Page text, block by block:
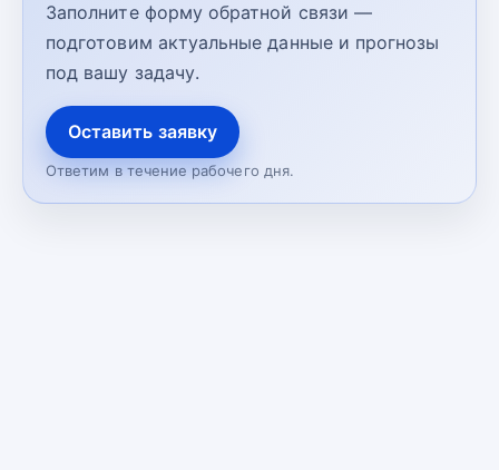
Заполните форму обратной связи —
подготовим актуальные данные и прогнозы
под вашу задачу.
Оставить заявку
Ответим в течение рабочего дня.